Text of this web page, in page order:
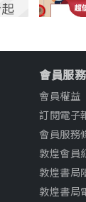
會員服務
會員權益
訂閱電子
會員服務
敦煌會員
敦煌書局
敦煌書局